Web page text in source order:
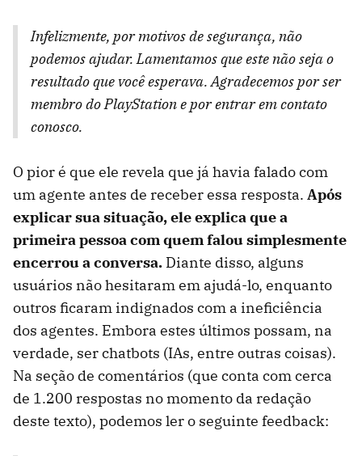
Infelizmente, por motivos de segurança, não
podemos ajudar. Lamentamos que este não seja o
resultado que você esperava. Agradecemos por ser
membro do PlayStation e por entrar em contato
conosco.
O pior é que ele revela que já havia falado com
um agente antes de receber essa resposta. Após
explicar sua situação, ele explica que a
primeira pessoa com quem falou simplesmente
encerrou a conversa. Diante disso, alguns
usuários não hesitaram em ajudá-lo, enquanto
outros ficaram indignados com a ineficiência
dos agentes. Embora estes últimos possam, na
verdade, ser chatbots (IAs, entre outras coisas).
Na seção de comentários (que conta com cerca
de 1.200 respostas no momento da redação
deste texto), podemos ler o seguinte feedback: